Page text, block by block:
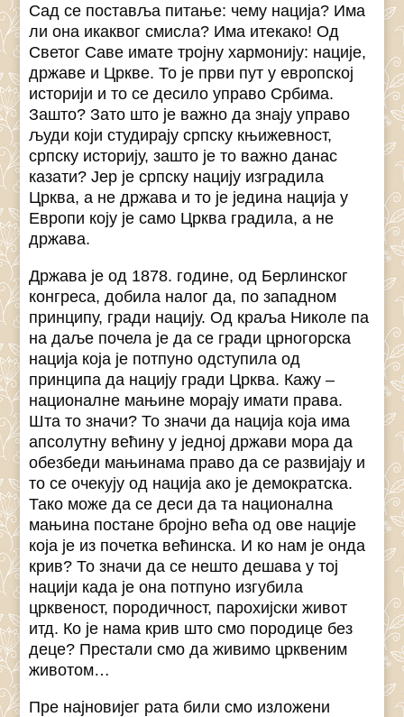
Сад се поставља питање: чему нација? Има
ли она икаквог смисла? Има итекако! Од
Светог Саве имате тројну хармонију: нације,
државе и Цркве. То је први пут у европској
историји и то се десило управо Србима.
Зашто? Зато што је важно да знају управо
људи који студирају српску књижевност,
српску историју, зашто је то важно данас
казати? Јер је српску нацију изградила
Црква, а не држава и то је једина нација у
Европи коју је само Црква градила, а не
држава.
Држава је од 1878. године, од Берлинског
конгреса, добила налог да, по западном
принципу, гради нацију. Од краља Николе па
на даље почела је да се гради црногорска
нација која је потпуно одступила од
принципа да нацију гради Црква. Кажу –
националне мањине морају имати права.
Шта то значи? То значи да нација која има
апсолутну већину у једној држави мора да
обезбеди мањинама право да се развијају и
то се очекују од нација ако је демократска.
Тако може да се деси да та национална
мањина постане бројно већа од ове нације
која је из почетка већинска. И ко нам је онда
крив? То значи да се нешто дешава у тој
нацији када је она потпуно изгубила
црквеност, породичност, парохијски живот
итд. Ко је нама крив што смо породице без
деце? Престали смо да живимо црквеним
животом…
Пре најновијег рата били смо изложени